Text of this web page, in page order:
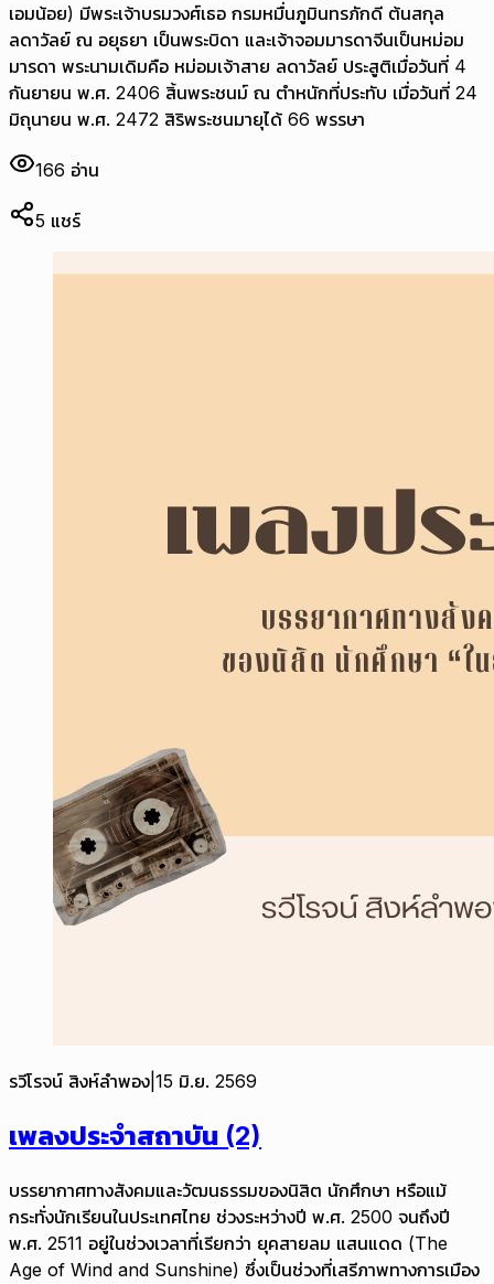
เอมน้อย) มีพระเจ้าบรมวงศ์เธอ กรมหมื่นภูมินทรภักดี ต้นสกุล
ลดาวัลย์ ณ อยุธยา เป็นพระบิดา และเจ้าจอมมารดาจีนเป็นหม่อม
มารดา พระนามเดิมคือ หม่อมเจ้าสาย ลดาวัลย์ ประสูติเมื่อวันที่ 4
กันยายน พ.ศ. 2406 สิ้นพระชนม์ ณ ตำหนักที่ประทับ เมื่อวันที่ 24
มิถุนายน พ.ศ. 2472 สิริพระชนมายุได้ 66 พรรษา
166 อ่าน
5 แชร์
รวีโรจน์ สิงห์ลำพอง 15 มิ.ย. 2569
เพลงประจำสถาบัน (2)
บรรยากาศทางสังคมและวัฒนธรรมของนิสิต นักศึกษา หรือแม้
กระทั่งนักเรียนในประเทศไทย ช่วงระหว่างปี พ.ศ. 2500 จนถึงปี
พ.ศ. 2511 อยู่ในช่วงเวลาที่เรียกว่า ยุคสายลม แสนแดด (The
Age of Wind and Sunshine) ซึ่งเป็นช่วงที่เสรีภาพทางการเมือง